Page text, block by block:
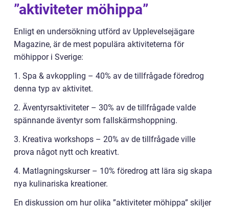
”aktiviteter möhippa”
Enligt en undersökning utförd av Upplevelsejägare
Magazine, är de mest populära aktiviteterna för
möhippor i Sverige:
1. Spa & avkoppling – 40% av de tillfrågade föredrog
denna typ av aktivitet.
2. Äventyrsaktiviteter – 30% av de tillfrågade valde
spännande äventyr som fallskärmshoppning.
3. Kreativa workshops – 20% av de tillfrågade ville
prova något nytt och kreativt.
4. Matlagningskurser – 10% föredrog att lära sig skapa
nya kulinariska kreationer.
En diskussion om hur olika ”aktiviteter möhippa” skiljer